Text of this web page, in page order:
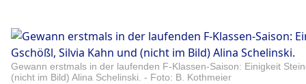
Gewann erstmals in der laufenden F-Klassen-Saison: Einigkeit
(nicht im Bild) Alina Schelinski. - Foto: B. Kothmeier